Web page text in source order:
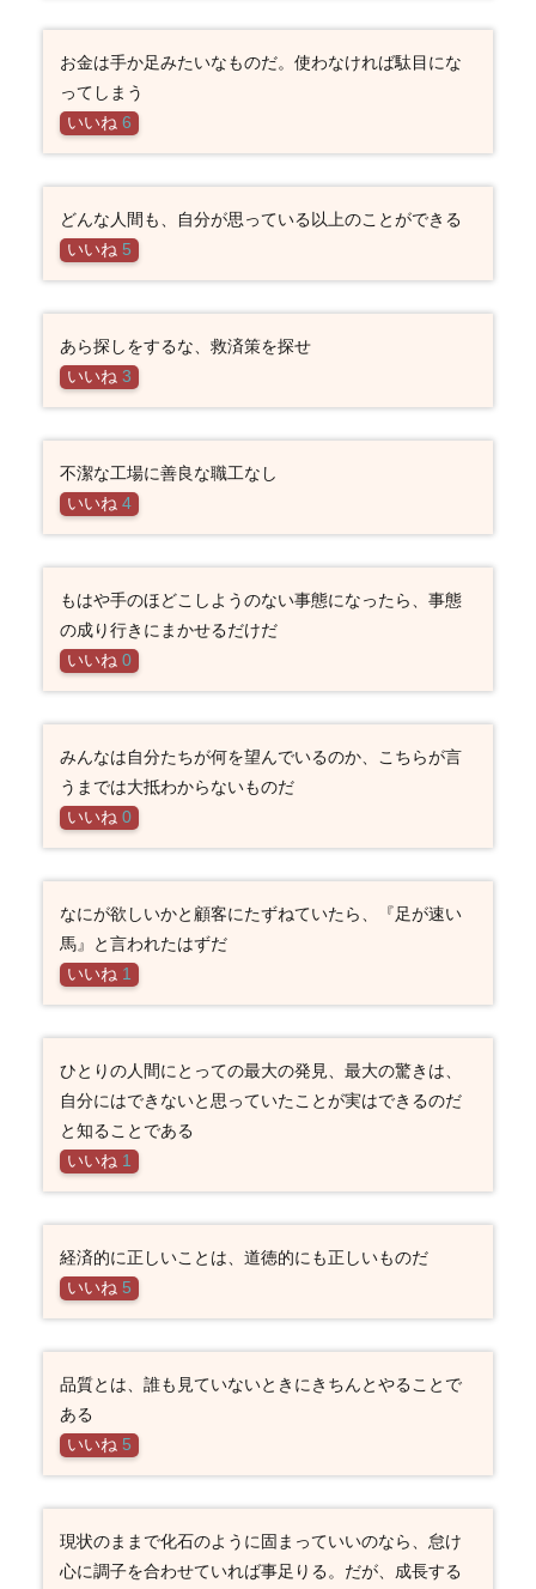
お金は手か足みたいなものだ。使わなければ駄目にな
ってしまう
いいね 6
どんな人間も、自分が思っている以上のことができる
いいね 5
あら探しをするな、救済策を探せ
いいね 3
不潔な工場に善良な職工なし
いいね 4
もはや手のほどこしようのない事態になったら、事態
の成り行きにまかせるだけだ
いいね 0
みんなは自分たちが何を望んでいるのか、こちらが言
うまでは大抵わからないものだ
いいね 0
なにが欲しいかと顧客にたずねていたら、『足が速い
馬』と言われたはずだ
いいね 1
ひとりの人間にとっての最大の発見、最大の驚きは、
自分にはできないと思っていたことが実はできるのだ
と知ることである
いいね 1
経済的に正しいことは、道徳的にも正しいものだ
いいね 5
品質とは、誰も見ていないときにきちんとやることで
ある
いいね 5
現状のままで化石のように固まっていいのなら、怠け
心に調子を合わせていれば事足りる。だが、成長する